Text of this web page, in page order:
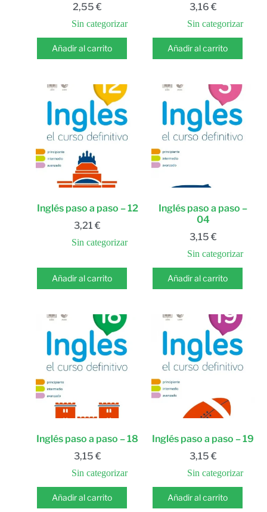
2,55€
Sin categorizar
Añadir al carrito
3,16 €
Sin categorizar
Añadir al carrito
Inglés paso a paso – 12
3,21€
Sin categorizar
Añadir al carrito
Inglés paso a paso –
04
3,15 €
Sin categorizar
Añadir al carrito
Inglés paso a paso – 18
3,15 €
Sin categorizar
Añadir al carrito
Inglés paso a paso – 19
3,15 €
Sin categorizar
Añadir al carrito